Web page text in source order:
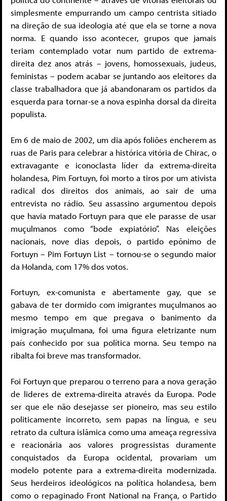
simplesmente empurrando um campo centrista sitiado
na direção de sua ideologia até que ela se torne a nova
norma. E quando isso acontecer, grupos que jamais
teriam contemplado votar num partido de extrema-
direita dez anos atrás – jovens, homossexuais, judeus,
feministas – podem acabar se juntando aos eleitores da
classe trabalhadora que já abandonaram os partidos da
esquerda para tornar-se a nova espinha dorsal da direita
populista.
Em 6 de maio de 2002, um dia após foliões encherem as
ruas de Paris para celebrar a histórica vitória de Chirac, o
extravagante e iconoclasta líder da extrema-direita
holandesa, Pim Fortuyn, foi morto a tiros por um ativista
radical dos direitos dos animais, ao sair de uma
entrevista no rádio. Seu assassino argumentou depois
que havia matado Fortuyn para que ele parasse de usar
muçulmanos como “bode expiatório”. Nas eleições
nacionais, nove dias depois, o partido epônimo de
Fortuyn – Pim Fortuyn List – tornou-se o segundo maior
da Holanda, com 17% dos votos.
Fortuyn, ex-comunista e abertamente gay, que se
gabava de ter dormido com imigrantes muçulmanos ao
mesmo tempo em que pregava o banimento da
imigração muçulmana, foi uma figura eletrizante num
país conhecido por sua política morna. Seu tempo na
ribalta foi breve mas transformador.
Foi Fortuyn que preparou o terreno para a nova geração
de lideres de extrema-direita através da Europa. Pode
ser que ele não desejasse ser pioneiro, mas seu estilo
politicamente incorreto, sem papas na língua, e seu
retrato da cultura islâmica como uma ameaça regressiva
e reacionária aos valores progressistas duramente
conquistados da Europa ocidental, provariam um
modelo potente para a extrema-direita modernizada.
Seus herdeiros ideológicos na política holandesa, bem
como o repaginado Front National na França, o Partido